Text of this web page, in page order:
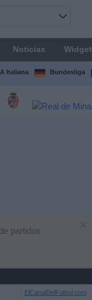
Noticias Widget
Italiana Bundesliga
partidos
ElCanalDelFutbol.com